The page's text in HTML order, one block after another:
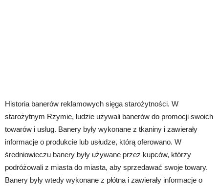
Historia banerów reklamowych sięga starożytności. W
starożytnym Rzymie, ludzie używali banerów do promocji swoich
towarów i usług. Banery były wykonane z tkaniny i zawierały
informacje o produkcie lub usłudze, którą oferowano. W
średniowieczu banery były używane przez kupców, którzy
podróżowali z miasta do miasta, aby sprzedawać swoje towary.
Banery były wtedy wykonane z płótna i zawierały informacje o